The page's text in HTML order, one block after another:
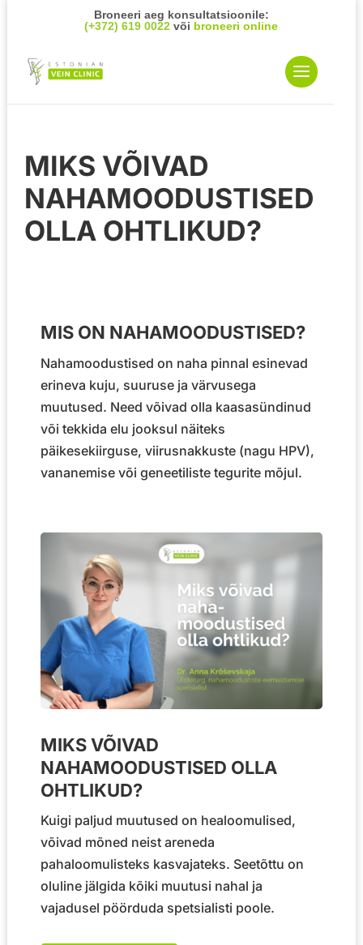
Broneeri aeg konsultatsioonile:
(+372) 619 0022 või broneeri online
MIKS VÕIVAD
NAHAMOODUSTISED
OLLA OHTLIKUD?
MIS ON NAHAMOODUSTISED?
Nahamoodustised on naha pinnal esinevad
erineva kuju, suuruse ja värvusega
muutused. Need võivad olla kaasasündinud
või tekkida elu jooksul näiteks
päikesekiirguse, viirusnakkuste (nagu HPV),
vananemise või geneetiliste tegurite mõjul.
MIKS VÕIVAD
NAHAMOODUSTISED OLLA
OHTLIKUD?
Kuigi paljud muutused on healoomulised,
võivad mõned neist areneda
pahaloomulisteks kasvajateks. Seetõttu on
oluline jälgida kõiki muutusi nahal ja
vajadusel pöörduda spetsialisti poole.